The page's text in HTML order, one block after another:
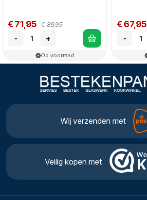
€ 71,95 € 89,95
- +
Op voorraad
€ 67,95
-
Wij verzenden met
Veilig kopen met